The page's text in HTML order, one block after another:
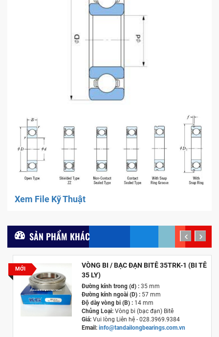
Xem File Kỹ Thuật
SẢN PHẨM KHÁC
MỚI
VÒNG BI / BẠC ĐẠN BITÊ 35TRK-1 (BI TÊ
35 LY)
Đường kính trong (d) :35 mm
Đường kính ngoài (D) :57 mm
Độ dày vòng bi (B) :14 mm
Chủng Loại: Vòng bi (bạc đạn) Bitê
Giá:Vui lòng Liên hệ - 028.3969.9384
Email: info@tandailongbearings.com.vn
prev next